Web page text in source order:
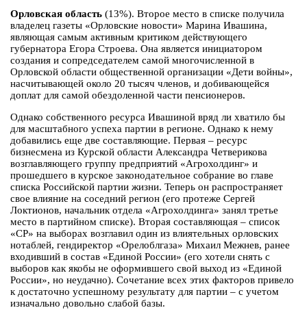
Орловская область (13%). Второе место в списке получила
владелец газеты «Орловские новости» Марина Ивашина,
являющая самым активным критиком действующего
губернатора Егора Строева. Она является инициатором
создания и сопредседателем самой многочисленной в
Орловской области общественной организации «Дети войны»,
насчитывающей около 20 тысяч членов, и добивающейся
доплат для самой обездоленной части пенсионеров.
Однако собственного ресурса Ивашиной вряд ли хватило бы
для масштабного успеха партии в регионе. Однако к нему
добавились еще две составляющие. Первая – ресурс
бизнесмена из Курской области Александра Четверикова
возглавляющего группу предприятий «Агрохолдинг» и
прошедшего в курское законодательное собрание во главе
списка Российской партии жизни. Теперь он распространяет
свое влияние на соседний регион (его протеже Сергей
Локтионов, начальник отдела «Агрохолдинга» занял третье
место в партийном списке). Вторая составляющая – список
«СР» на выборах возглавил один из влиятельных орловских
нотаблей, гендиректор «Орелоблгаза» Михаил Межнев, ранее
входивший в состав «Единой России» (его хотели снять с
выборов как якобы не оформившего свой выход из «Единой
России», но неудачно). Сочетание всех этих факторов привело
к достаточно успешному результату для партии – с учетом
изначально довольно слабой базы.